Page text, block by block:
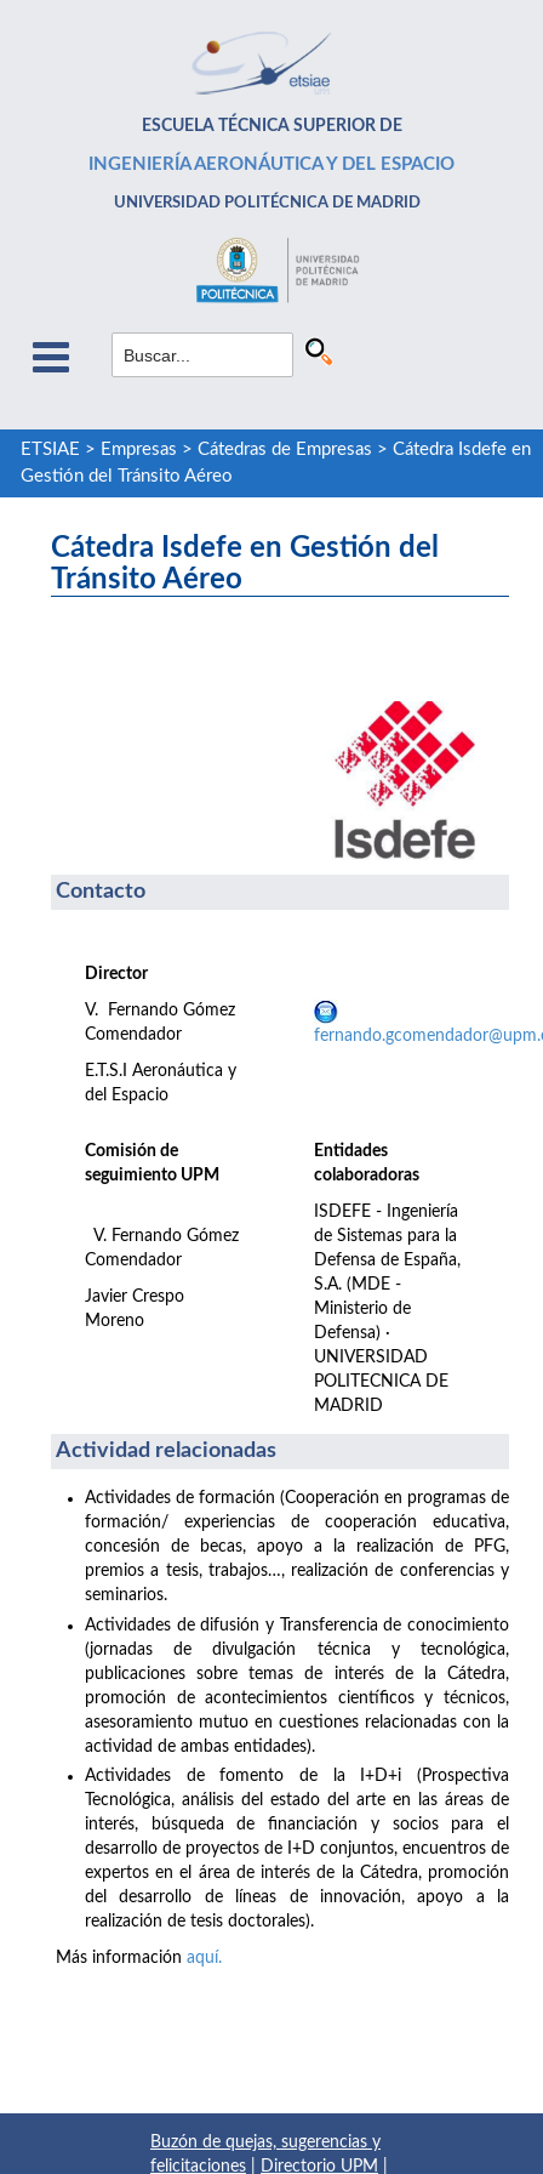
ESCUELA TÉCNICA SUPERIOR DE
INGENIERÍA AERONÁUTICA Y DEL ESPACIO
UNIVERSIDAD POLITÉCNICA DE MADRID
ETSIAE > Empresas > Cátedras de Empresas > Cátedra Isdefe en
Gestión del Tránsito Aéreo
Cátedra Isdefe en Gestión del
Tránsito Aéreo
Contacto
Director
V. Fernando Gómez
Comendador
E.T.S.I Aeronáutica y
del Espacio
Comisión de
seguimiento UPM
V. Fernando Gómez
Comendador
Javier Crespo
Moreno
Entidades
colaboradoras
ISDEFE - Ingeniería
de Sistemas para la
Defensa de España,
S.A. (MDE -
Ministerio de
Defensa) ·
UNIVERSIDAD
POLITECNICA DE
MADRID
Actividad relacionadas
Actividades de formación (Cooperación en programas de
formación/ experiencias de cooperación educativa,
concesión de becas, apoyo a la realización de PFG,
premios a tesis, trabajos…, realización de conferencias y
seminarios.
Actividades de difusión y Transferencia de conocimiento
(jornadas de divulgación técnica y tecnológica,
publicaciones sobre temas de interés de la Cátedra,
promoción de acontecimientos científicos y técnicos,
asesoramiento mutuo en cuestiones relacionadas con la
actividad de ambas entidades).
Actividades de fomento de la I+D+i (Prospectiva
Tecnológica, análisis del estado del arte en las áreas de
interés, búsqueda de financiación y socios para el
desarrollo de proyectos de I+D conjuntos, encuentros de
expertos en el área de interés de la Cátedra, promoción
del desarrollo de líneas de innovación, apoyo a la
realización de tesis doctorales).
Más información aquí.
Buzón de quejas, sugerencias y
felicitaciones
Directorio UPM